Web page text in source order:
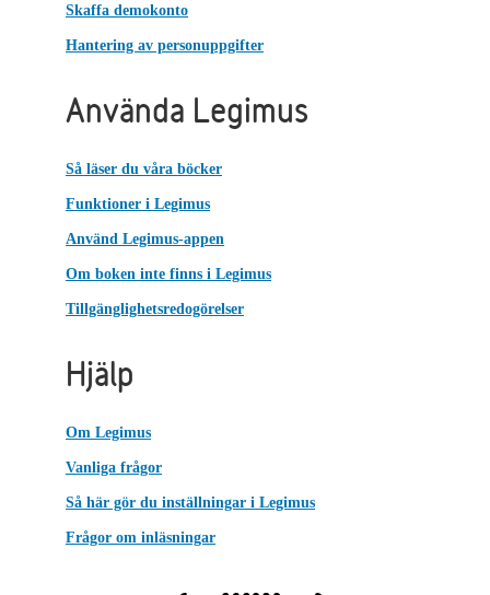
Skaffa demokonto
Hantering av personuppgifter
Använda Legimus
Så läser du våra böcker
Funktioner i Legimus
Använd Legimus-appen
Om boken inte finns i Legimus
Tillgänglighetsredogörelser
Hjälp
Om Legimus
Vanliga frågor
Så här gör du inställningar i Legimus
Frågor om inläsningar